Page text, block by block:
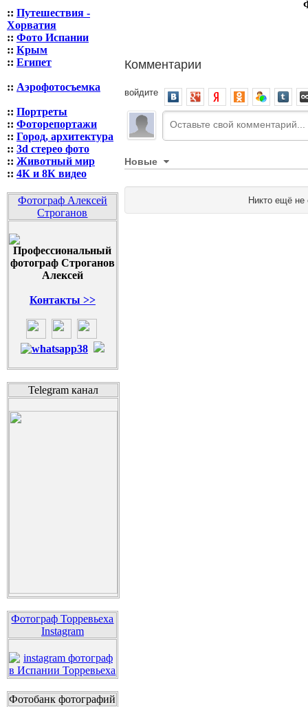
:: Путешествия -
Хорватия
:: Фото Испании
:: Крым
:: Египет
:: Аэрофотосъемка
:: Портреты
:: Фоторепортажи
:: Город, архитектура
:: 3d стерео фото
:: Животный мир
:: 4К и 8К видео
Фотограф Алексей
Строганов
Контакты >>
Telegram канал
Фотограф Торревьеха
Instagram
Фотобанк фотографий
Комментарии
войдите
Новые
Никто ещё не